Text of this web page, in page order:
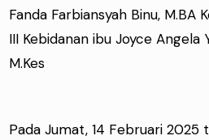
Fanda Farbiansyah Binu, M.BA
III Kebidanan ibu Joyce Angela
M.Kes
Pada Jumat, 14 Februari 2025